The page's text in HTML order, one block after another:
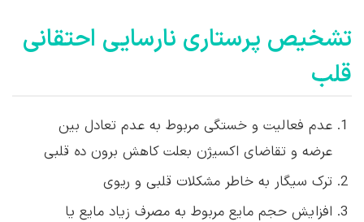
تشخیص پرستاری نارسایی احتقانی
قلب
عدم فعالیت و خستگی مربوط به عدم تعادل بین
عرضه و تقاضای اکسیژن بعلت کاهش برون ده قلبی
ترک سیگار به خاطر مشکلات قلبی و ریوی
افزایش حجم مایع مربوط به مصرف زیاد مایع یا